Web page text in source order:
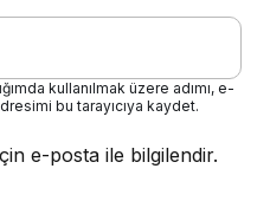
kullanılmak üzere adımı, e-
bu tarayıcıya kaydet.
e-posta ile bilgilendir.